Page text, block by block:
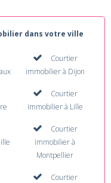
dans votre ville
Courtier
immobilier à Dijon
Courtier
immobilier à Lille
Courtier
immobilier à
Montpellier
Courtier